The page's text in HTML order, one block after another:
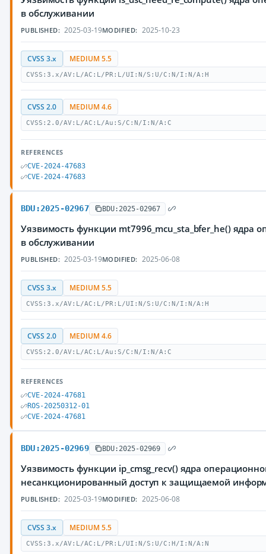
в обслуживании
PUBLISHED: 2025-03-19MODIFIED: 2025-10-23
CVSS 3.x MEDIUM 5.5
CVSS:3.x/AV:L/AC:L/PR:L/UI:N/S:U/C:N/I:N/A:H
CVSS 2.0 MEDIUM 4.6
CVSS:2.0/AV:L/AC:L/Au:S/C:N/I:N/A:C
REFERENCES
CVE-2024-47683
CVE-2024-47683
BDU:2025-02967 BDU:2025-02967
Уязвимость функции mt7996_mcu_sta_bfer_he()
в обслуживании
PUBLISHED: 2025-03-19MODIFIED: 2025-06-08
CVSS 3.x MEDIUM 5.5
CVSS:3.x/AV:L/AC:L/PR:L/UI:N/S:U/C:N/I:N/A:H
CVSS 2.0 MEDIUM 4.6
CVSS:2.0/AV:L/AC:L/Au:S/C:N/I:N/A:C
REFERENCES
CVE-2024-47681
ROS-20250312-01
CVE-2024-47681
BDU:2025-02969 BDU:2025-02969
Уязвимость функции ip_cmsg_recv() ядра
несанкционированный доступ к защищаемой
PUBLISHED: 2025-03-19MODIFIED: 2025-06-08
CVSS 3.x MEDIUM 5.5
CVSS:3.x/AV:L/AC:L/PR:L/UI:N/S:U/C:H/I:N/A:N